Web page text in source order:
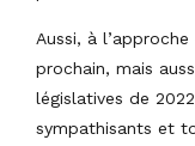
Aussi, à
prochain, mais
législatives de
sympathisants et